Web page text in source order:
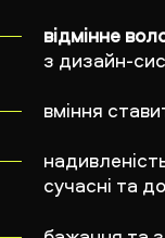
відмінне
з дизайн-
вміння
сучасні та